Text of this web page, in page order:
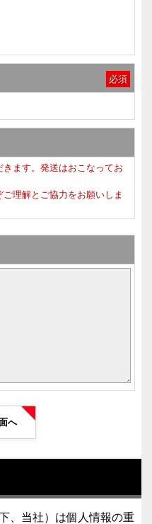
必須
ます。発送はおこなってお
理解とご協力をお願いしま
へ
、当社）は個人情報の重